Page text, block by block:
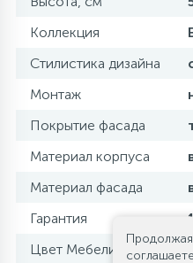
Коллекция
Стилистика дизайна
Монтаж
Покрытие фасада
Материал корпуса
Материал фасада
Гарантия
Цвет Мебели
Продолжая